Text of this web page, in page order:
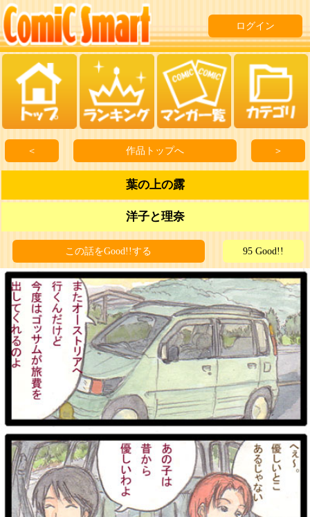
ログイン
＜ 作品トップへ ＞
葉の上の露
洋子と理奈
この話をGood!!する 95 Good!!